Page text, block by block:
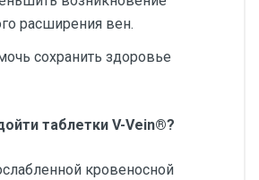
расширения вен.
сохранить здоровье
таблетки V-Vein®?
кровеносной